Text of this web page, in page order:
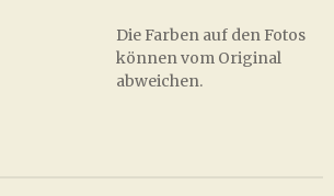
Die Farben auf den Fotos
können vom Original
abweichen.